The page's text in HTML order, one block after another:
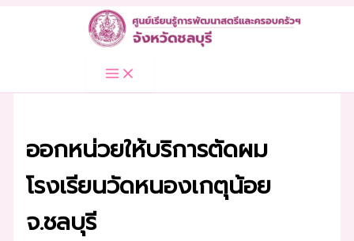
ออกหน่วยให้บริการตัดผม
โรงเรียนวัดหนองเกตุน้อย
จ.ชลบุรี